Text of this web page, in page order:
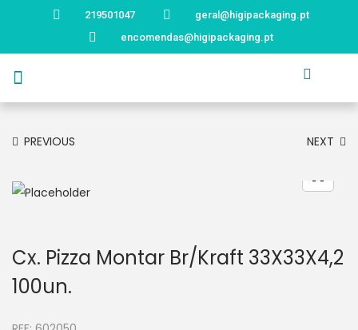
219501047
geral@higipackaging.pt
encomendas@higipackaging.pt
PREVIOUS NEXT
Cx. Pizza Montar Br/Kraft 33X33X4,2
100un.